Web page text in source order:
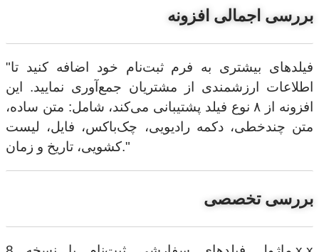
بررسی اجمالی افزونه
"فیلدهای بیشتری به فرم ثبت‌نام خود اضافه کنید تا
اطلاعات ارزشمندی از مشتریان جمع‌آوری نمایید. این
افزونه از ۸ نوع فیلد پشتیبانی می‌کند، شامل: متن ساده،
متن چندخطی، دکمه رادیویی، چک‌باکس، فایل، لیست
کشویی، تاریخ و زمان."
بررسی تخصصی